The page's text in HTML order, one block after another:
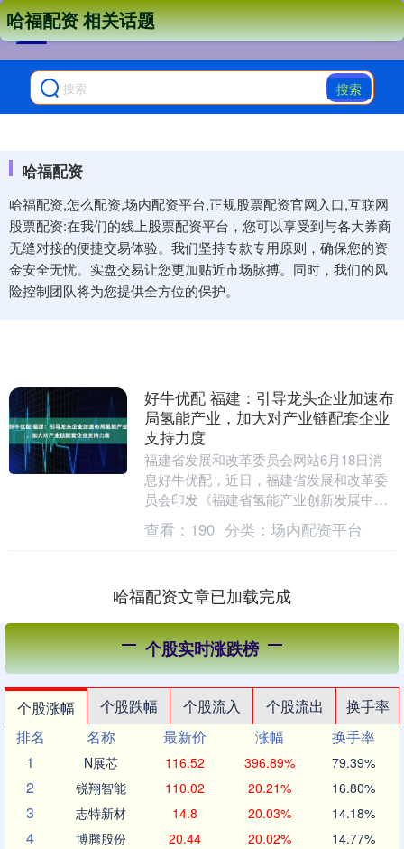
搜索
哈福配资
哈福配资,怎么配资,场内配资平台,正规股票配资官网入口,互联网
股票配资:在我们的线上股票配资平台，您可以享受到与各大券商
无缝对接的便捷交易体验。我们坚持专款专用原则，确保您的资
金安全无忧。实盘交易让您更加贴近市场脉搏。同时，我们的风
险控制团队将为您提供全方位的保护。
哈福配资 相关话题
好牛优配 福建：引导龙头企业加速布
局氢能产业，加大对产业链配套企业
支持力度
福建省发展和改革委员会网站6月18日消
息好牛优配，近日，福建省发展和改革委
员会印发《福建省氢能产业创新发展中长
期规划（2025—2035年）》，加速推进福
建省氢....
查看： 190 分类： 场内配资平台
哈福配资文章已加载完成
个股实时涨跌榜
个股涨幅 个股跌幅 个股流入 个股流出
换手率
排名
名称 最新价 涨幅
换手率
1
N展芯 116.52 396.89% 79.39%
2 锐翔智能 110.02 20.21% 16.80%
3 志特新材 14.8 20.03% 14.18%
4 博腾股份 20.44 20.02% 14.77%